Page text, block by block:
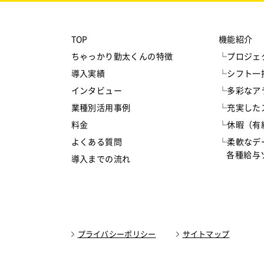
TOP
ちゃっかり勤太くんの特徴
導入実績
インタビュー
業種別活用事例
料金
よくある質問
導入までの流れ
機能紹介
└プロジェ
└シフト一
└多彩なア
└充実した
└休暇（有
└柔軟なデ
各種給与
プライバシーポリシー サイトマップ